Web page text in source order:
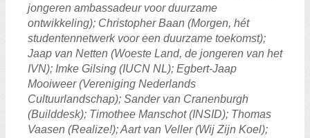
jongeren ambassadeur voor duurzame
ontwikkeling); Christopher Baan (Morgen, hét
studentennetwerk voor een duurzame toekomst);
Jaap van Netten (Woeste Land, de jongeren van het
IVN); Imke Gilsing (IUCN NL); Egbert-Jaap
Mooiweer (Vereniging Nederlands
Cultuurlandschap); Sander van Cranenburgh
(Builddesk); Timothee Manschot (INSID); Thomas
Vaasen (Realize!); Aart van Veller (Wij Zijn Koel);